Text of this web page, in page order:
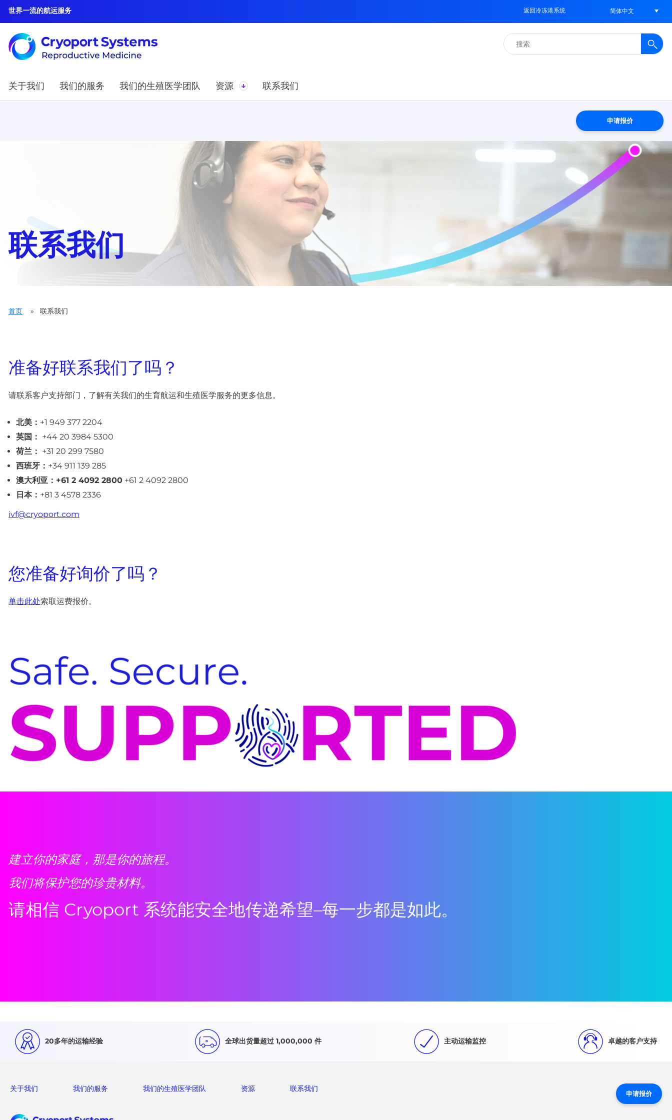
世界一流的航运服务 返回冷冻港系统 简体中文
搜
索：
关于我们 我们的服务 我们的生殖医学团队 资源 联系我们
申请报价
联系我们
首页 » 联系我们
准备好联系我们了吗？
请联系客户支持部门，了解有关我们的生育航运和生殖医学服务的更多信息。
北美： +1 949 377 2204
英国： +44 20 3984 5300
荷兰： +31 20 299 7580
西班牙： +34 911 139 285
澳大利亚：+61 2 4092 2800 +61 2 4092 2800
日本： +81 3 4578 2336
ivf@cryoport.com
您准备好询价了吗？
单击此处索取运费报价。
建立你的家庭，那是你的旅程。
我们将保护您的珍贵材料。
请相信 Cryoport 系统能安全地传递希望–每一步都是如此。
20多年的运输经验 全球出货量超过 1,000,000 件 主动运输监控 卓越的客户支持
关于我们 我们的服务 我们的生殖医学团队 资源 联系我们
申请报价